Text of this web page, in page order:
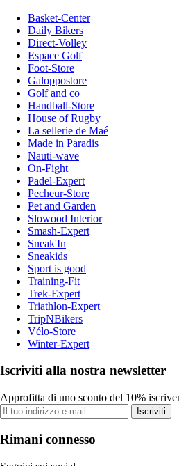
Basket-Center
Daily Bikers
Direct-Volley
Espace Golf
Foot-Store
Galoppostore
Golf and co
Handball-Store
House of Rugby
La sellerie de Maé
Made in Paradis
Nauti-wave
On-Fight
Padel-Expert
Pecheur-Store
Pet and Garden
Slowood Interior
Smash-Expert
Sneak'In
Sneakids
Sport is good
Training-Fit
Trek-Expert
Triathlon-Expert
TripNBikers
Vélo-Store
Winter-Expert
Iscriviti alla nostra newsletter
Approfitta di uno sconto del 10%
Iscriviti
Rimani connesso